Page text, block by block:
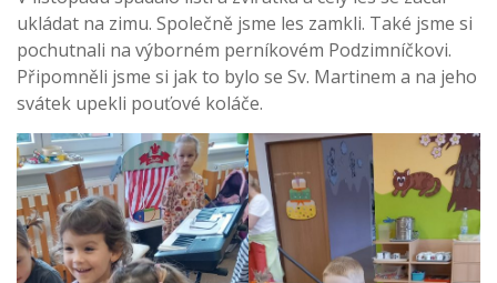
ukládat na zimu. Společně jsme les zamkli. Také jsme si
pochutnali na výborném perníkovém Podzimníčkovi.
Připomněli jsme si jak to bylo se Sv. Martinem a na jeho
svátek upekli pouťové koláče.